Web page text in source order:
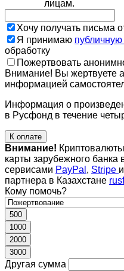
лицам.
Хочу получать письма
Я принимаю
обработку
Пожертвовать
Внимание! Вы жертвуете
информацией
Информация о
в Русфонд в течение
К оплате
Внимание! Криптовалюты
карты зарубежного банка
сервисами PayPal , Stripe
партнера в Казахстане
Кому помочь?
500
1000
2000
3000
Другая сумма